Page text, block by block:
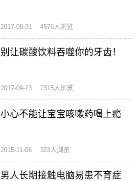
2017-08-31 4576人浏览
别让碳酸饮料吞噬你的牙齿！
2017-09-13 2315人浏览
小心不能让宝宝咳嗽药喝上瘾
2015-11-06 323人浏览
男人长期接触电脑易患不育症